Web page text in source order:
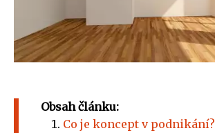
Obsah článku:
Co je koncept v podnikání?